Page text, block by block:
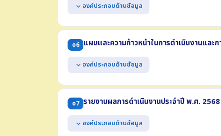
expand_more องค์ประกอบด้านข้อมูล
แสดงแผนการดำเนินภารกิจของหน่วยงานที่มีระยะเ
(1) ยุทธศาสตร์หรือแนวทาง (2) เป้าหมาย (3) ตัวชี้วัด
มีระยะเวลาบังคับใช้ครอบคลุมปี พ.ศ. 2569
o6 แผนและความก้าวหน้าในการดำเนินงานแล
expand_more องค์ประกอบด้านข้อมูล
แสดงแผนการดำเนินงานตามภารกิจของหน่วยงาน
(1) โครงการหรือกิจกรรม (2) งบประมาณแต่ละโครงการ
แสดงผลความก้าวหน้าในการดำเนินงาน ข้อมูล ณ
(1) ความก้าวหน้าการดำเนินการแต่ละโครงการ (2) ร้อย
o7 รายงานผลการดำเนินงานประจำปี พ.ศ. 2568
expand_more องค์ประกอบด้านข้อมูล